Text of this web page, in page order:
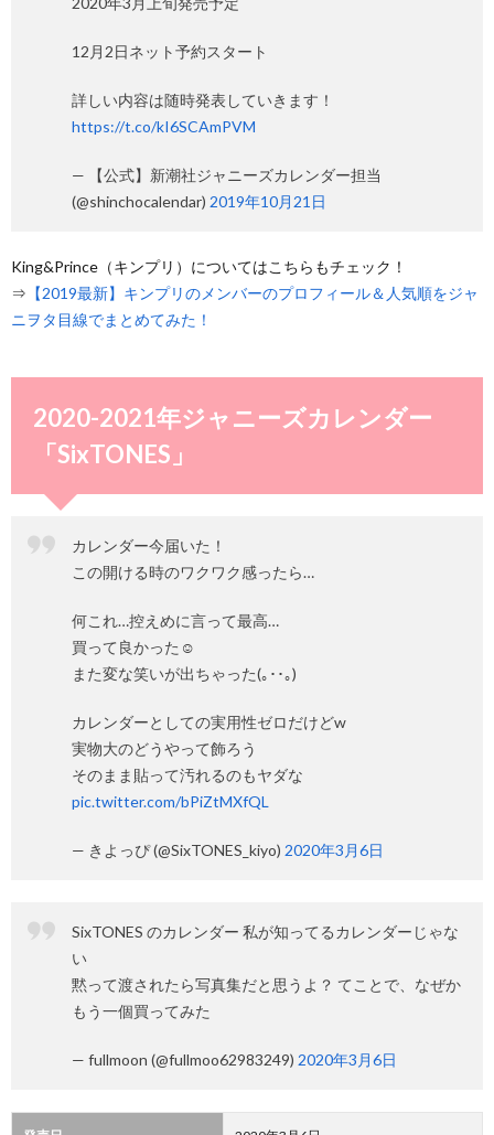
12月2日ネット予約スタート
詳しい内容は随時発表していきます！
https://t.co/kI6SCAmPVM
— 【公式】新潮社ジャニーズカレンダー担当
(@shinchocalendar) 2019年10月21日
King&Prince（キンプリ）についてはこちらもチェック！
⇒ 【2019最新】キンプリのメンバーのプロフィール＆人気順をジャ
ニヲタ目線でまとめてみた！
2020-2021年ジャニーズカレンダー
「SixTONES」
カレンダー今届いた！
この開ける時のワクワク感ったら…
何これ…控えめに言って最高…
買って良かった☺️
また変な笑いが出ちゃった(｡･･｡)
カレンダーとしての実用性ゼロだけどw
実物大のどうやって飾ろう
そのまま貼って汚れるのもヤダな
pic.twitter.com/bPiZtMXfQL
— きよっぴ (@SixTONES_kiyo) 2020年3月6日
SixTONES のカレンダー 私が知ってるカレンダーじゃな
い
黙って渡されたら写真集だと思うよ？ てことで、なぜか
もう一個買ってみた
— fullmoon (@fullmoo62983249) 2020年3月6日